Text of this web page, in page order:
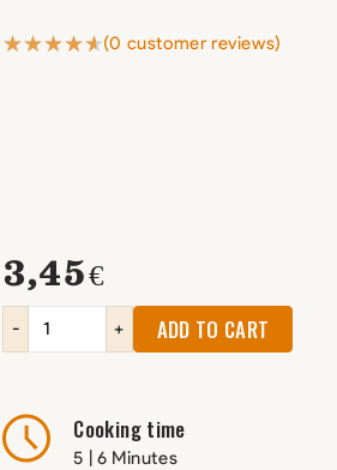
(0 customer reviews)
3,45€
- + ADD TO CART
Cooking time
5 | 6 Minutes